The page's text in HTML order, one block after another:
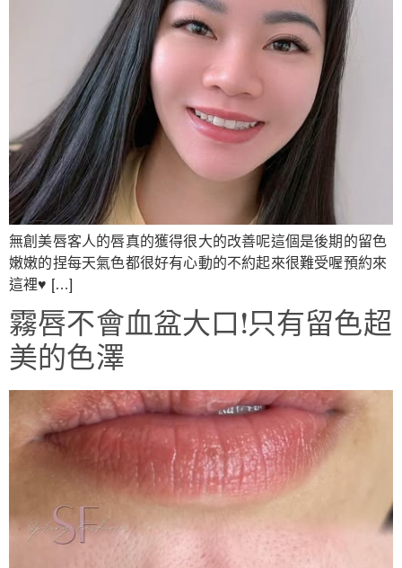
無創美唇客人的唇真的獲得很大的改善呢這個是後期的留色
嫩嫩的捏每天氣色都很好有心動的不約起來很難受喔預約來
這裡♥ […]
霧唇不會血盆大口!只有留色超
美的色澤